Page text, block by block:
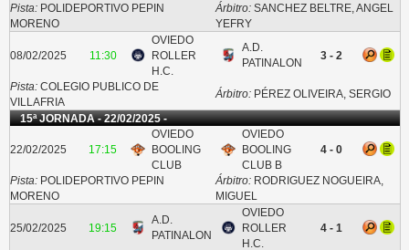
Pista:POLIDEPORTIVO PEPIN
MORENO
Árbitro:SANCHEZ BELTRE, ANGEL
YEFRY
08/02/2025 11:30
OVIEDO
ROLLER
H.C.
A.D.
PATINALON
3 - 2
Pista:COLEGIO PUBLICO DE
VILLAFRIA
Árbitro:PÉREZ OLIVEIRA, SERGIO
15ª JORNADA - 22/02/2025 -
22/02/2025 17:15
OVIEDO
BOOLING
CLUB
OVIEDO
BOOLING
CLUB B
4 - 0
Pista:POLIDEPORTIVO PEPIN
MORENO
Árbitro:RODRIGUEZ NOGUEIRA,
MIGUEL
25/02/2025 19:15
A.D.
PATINALON
OVIEDO
ROLLER
H.C.
4 - 1